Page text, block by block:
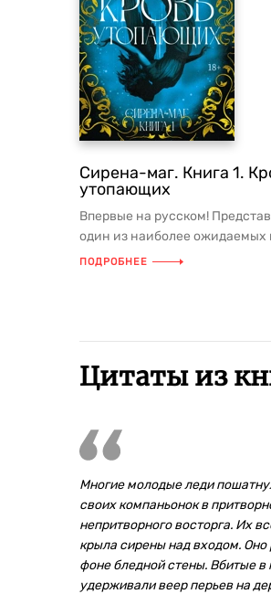
Сирена-маг. Книга 1.
утопающих
Впервые на русском!
один из наиболее ожидаемых
роман Кейли Кэссиди «Кровь
ПОДРОБНЕЕ
Цитаты из
Многие молодые леди
своих компаньонок в
непритворного восторга. Их
крыла сирены над входом. Оно
фоне бледной стены. Вбитые в
удерживали веер перьев на